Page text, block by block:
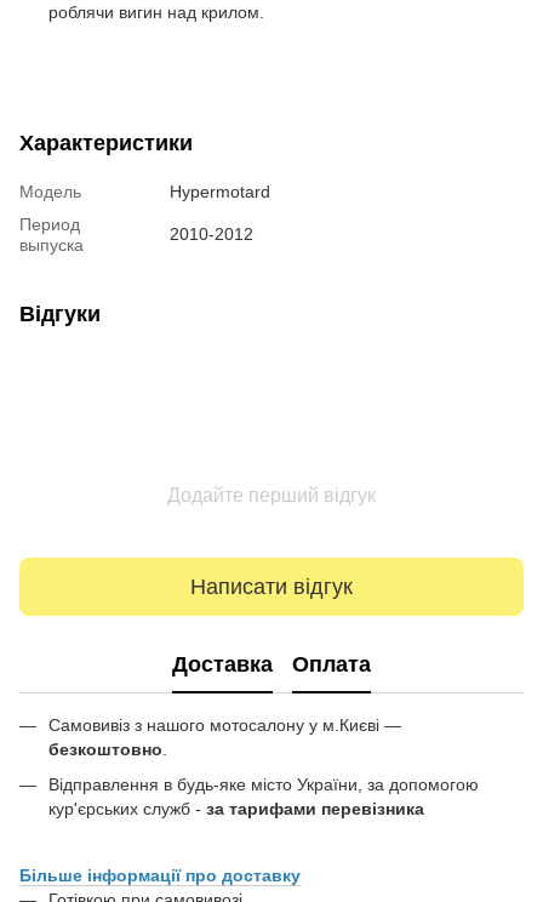
роблячи вигин над крилом.
Характеристики
Модель
Hypermotard
Период
выпуска
2010-2012
Відгуки
Додайте перший відгук
Написати відгук
Доставка Оплата
Самовивіз з нашого мотосалону у м.Києві —
безкоштовно
Відправлення в будь-яке місто України, за допомогою
кур'єрських служб - за тарифами перевізника
Більше інформації про доставку